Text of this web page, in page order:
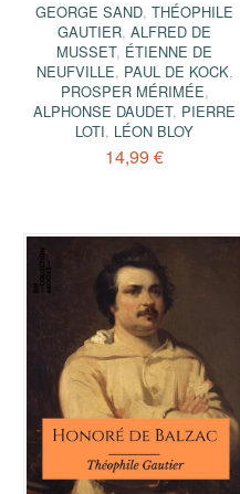
GEORGE SAND,THÉOPHILE
GAUTIER,ALFRED DE
MUSSET, ÉTIENNE DE
NEUFVILLE, PAUL DE KOCK,
PROSPER MÉRIMÉE,
ALPHONSE DAUDET, PIERRE
LOTI, LÉON BLOY
14,99 €